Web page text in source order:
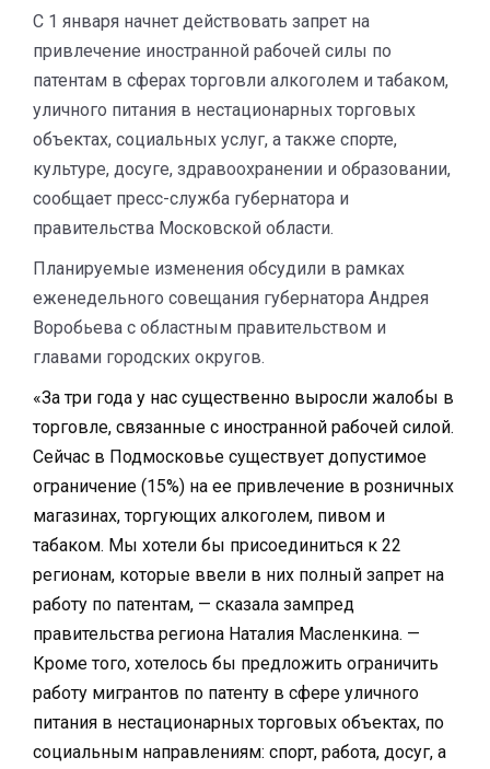
С 1 января начнет действовать запрет на
привлечение иностранной рабочей силы по
патентам в сферах торговли алкоголем и табаком,
уличного питания в нестационарных торговых
объектах, социальных услуг, а также спорте,
культуре, досуге, здравоохранении и образовании,
сообщает пресс-служба губернатора и
правительства Московской области.
Планируемые изменения обсудили в рамках
еженедельного совещания губернатора Андрея
Воробьева с областным правительством и
главами городских округов.
«За три года у нас существенно выросли жалобы в
торговле, связанные с иностранной рабочей силой.
Сейчас в Подмосковье существует допустимое
ограничение (15%) на ее привлечение в розничных
магазинах, торгующих алкоголем, пивом и
табаком. Мы хотели бы присоединиться к 22
регионам, которые ввели в них полный запрет на
работу по патентам, — сказала зампред
правительства региона Наталия Масленкина. —
Кроме того, хотелось бы предложить ограничить
работу мигрантов по патенту в сфере уличного
питания в нестационарных торговых объектах, по
социальным направлениям: спорт, работа, досуг, а